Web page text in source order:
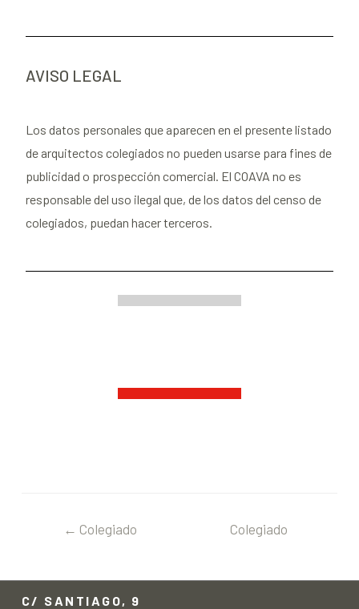
AVISO LEGAL
Los datos personales que aparecen en el presente listado
de arquitectos colegiados no pueden usarse para fines de
publicidad o prospección comercial. El COAVA no es
responsable del uso ilegal que, de los datos del censo de
colegiados, puedan hacer terceros.
← Colegiado
Colegiado
C/ SANTIAGO, 9